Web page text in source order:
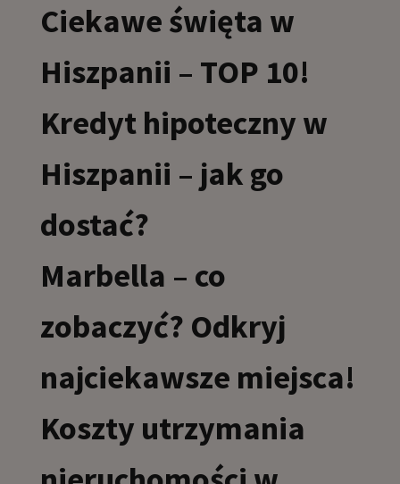
Ciekawe święta w
Hiszpanii – TOP 10!
Kredyt hipoteczny w
Hiszpanii – jak go
dostać?
Marbella – co
zobaczyć? Odkryj
najciekawsze miejsca!
Koszty utrzymania